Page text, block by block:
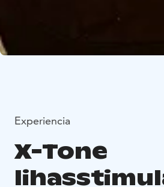
Experiencia
X-Tone